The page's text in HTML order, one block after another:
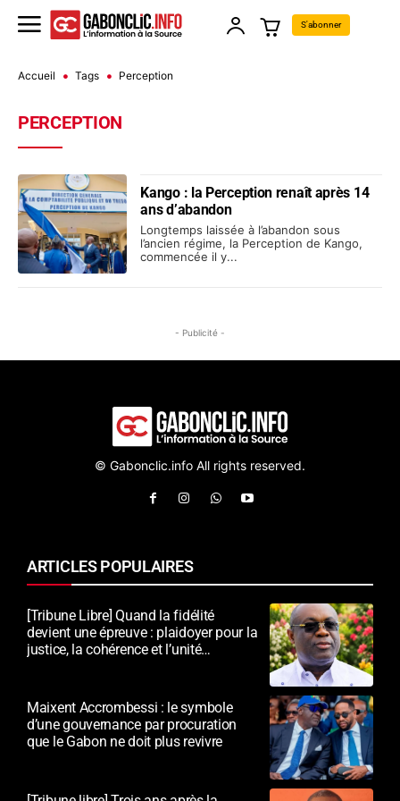
S'abonner
Accueil Tags Perception
PERCEPTION
Kango : la Perception renaît après 14
ans d’abandon
Longtemps laissée à l’abandon sous
l’ancien régime, la Perception de Kango,
commencée il y...
- Publicité -
© Gabonclic.info All rights reserved.
ARTICLES POPULAIRES
[Tribune Libre] Quand la fidélité
devient une épreuve : plaidoyer pour la
justice, la cohérence et l’unité
Maixent Accrombessi : le symbole
d’une gouvernance par procuration
que le Gabon ne doit plus revivre